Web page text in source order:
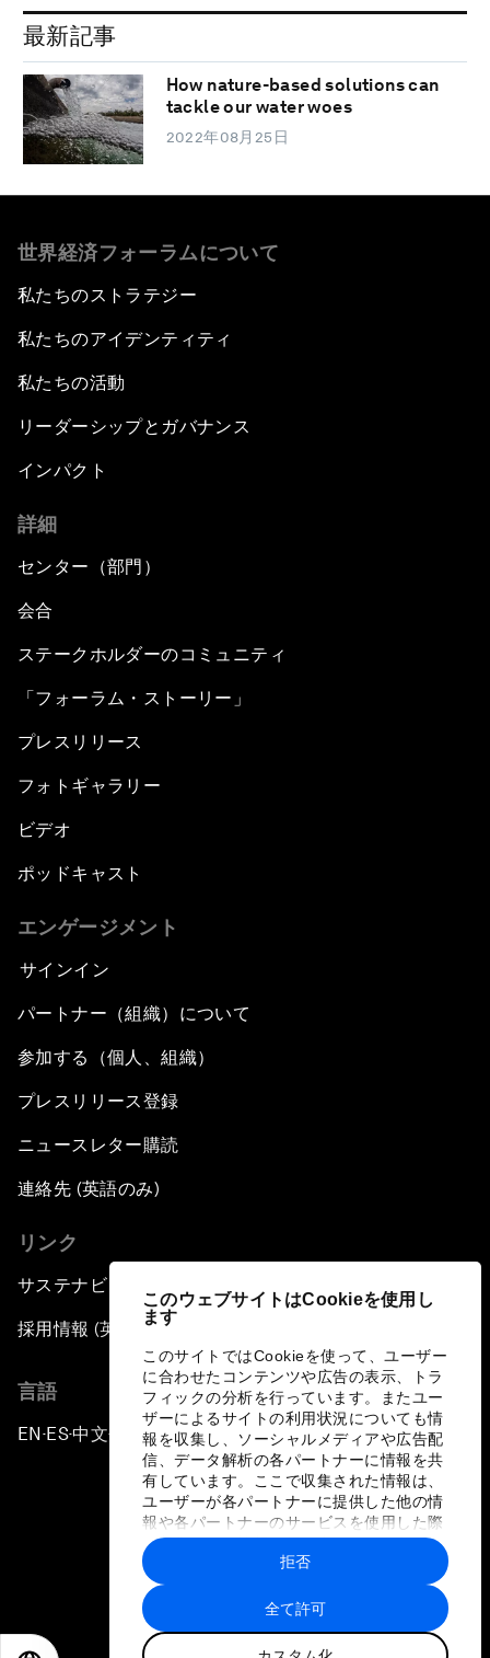
このウェブサイトはCookieを使用し
ます
このサイトではCookieを使って、ユーザー
に合わせたコンテンツや広告の表示、トラ
フィックの分析を行っています。またユー
ザーによるサイトの利用状況についても情
報を収集し、ソーシャルメディアや広告配
信、データ解析の各パートナーに情報を共
有しています。ここで収集された情報は、
ユーザーが各パートナーに提供した他の情
報や各パートナーのサービスを使用した際
に収集された情報と組み合わされ、各パー
トナーによって使用されることがありま
す。
全て許可
拒否
最新記事
How nature-based solutions can
tackle our water woes
2022年08月25日
世界経済フォーラムについて
私たちのストラテジー
私たちのアイデンティティ
私たちの活動
リーダーシップとガバナンス
インパクト
詳細
センター（部門）
会合
ステークホルダーのコミュニティ
「フォーラム・ストーリー」
プレスリリース
フォトギャラリー
ビデオ
ポッドキャスト
エンゲージメント
サインイン
パートナー（組織）について
参加する（個人、組織）
プレスリリース登録
ニュースレター購読
連絡先 (英語のみ)
リンク
サステナビリティへの取り組み
採用情報 (英語のみ)
言語
EN ▪ES▪中文▪ 日本語
プライバシーポリシーと利用規約
サイトマップ